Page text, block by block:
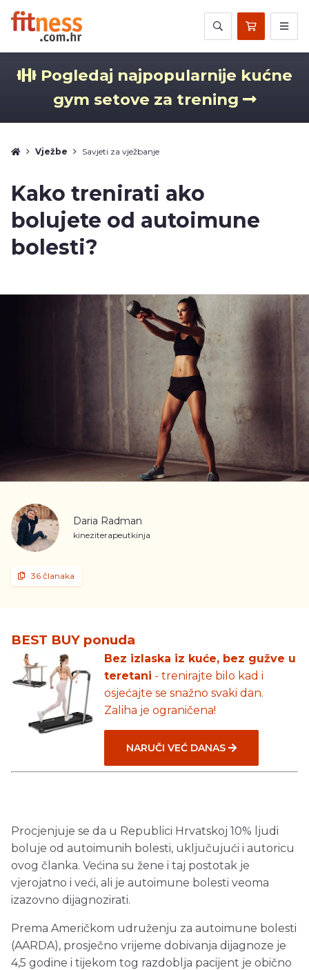
Pogledaj najpopularnije kućne
gym setove za trening
Vježbe Savjeti za vježbanje
Kako trenirati ako
bolujete od autoimune
bolesti?
Daria Radman
kineziterapeutkinja
36 članaka
BEST BUY ponuda
Bez izlaska iz kuće, bez gužve u
teretani - trenirajte bilo kad i
osjećajte se snažno svaki dan.
Zaliha je ograničena!
NARUČI VEĆ DANAS
Procjenjuje se da u Republici Hrvatskoj 10% ljudi
boluje od autoimunih bolesti, uključujući i autoricu
ovog članka. Većina su žene i taj postotak je
vjerojatno i veći, ali je autoimune bolesti veoma
izazovno dijagnozirati.
Prema Američkom udruženju za autoimune bolesti
(AARDA), prosječno vrijeme dobivanja dijagnoze je
4,5 godine i tijekom tog razdoblja pacijent je obično